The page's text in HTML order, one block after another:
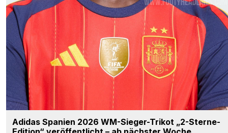
Adidas Spanien 2026 WM-Sieger-Trikot „2-Sterne-